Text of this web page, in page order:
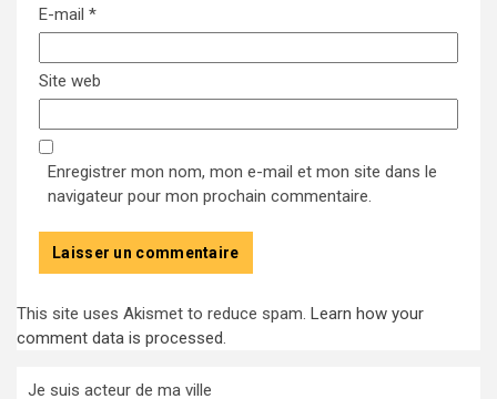
E-mail *
Site web
Enregistrer mon nom, mon e-mail et mon site dans le
navigateur pour mon prochain commentaire.
This site uses Akismet to reduce spam. Learn how your
comment data is processed.
Je suis acteur de ma ville